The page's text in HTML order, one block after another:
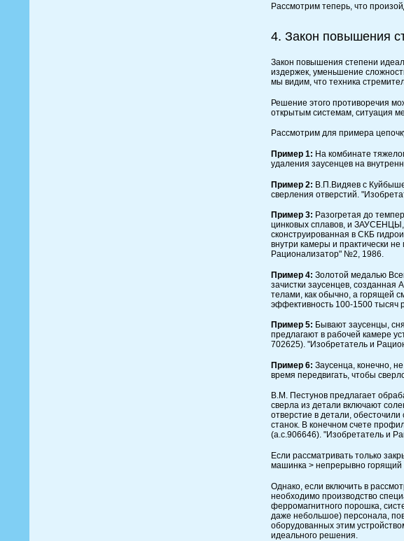
Рассмотрим теперь, что
4. Закон повышения
Закон повышения степени
издержек, уменьшение
мы видим, что техника
Решение этого противоречия
открытым системам, ситуация
Рассмотрим для примера
Пример 1: На комбинате
удаления заусенцев на
Пример 2: В.П.Видяев с
сверления отверстий.
Пример 3: Разогретая до
цинковых сплавов, и
сконструированная в СКБ
внутри камеры и практически
Рационализатор" №2, 1986.
Пример 4: Золотой медалью
зачистки заусенцев,
телами, как обычно, а горящей
эффективность 100-1500 тысяч
Пример 5: Бывают заусенцы,
предлагают в рабочей камере
702625). "Изобретатель и
Пример 6: Заусенца, конечно,
время передвигать, чтобы
В.М. Пестунов предлагает
сверла из детали включают
отверстие в детали,
станок. В конечном счете
(а.с.906646). "Изобретатель и
Если рассматривать только
машинка > непрерывно горящий
Однако, если включить в
необходимо производство
ферромагнитного порошка,
даже небольшое) персонала,
оборудованных этим
идеального решения.